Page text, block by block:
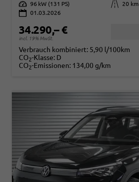
Leistung 96 kW (131 PS) Kilometerstand
20 km
01.03.2026
34.290,– €
incl. 19% MwSt.
Verbrauch kombiniert: 5,90 l/100km
CO2-Klasse: D
CO2-Emissionen: 134,00 g/km